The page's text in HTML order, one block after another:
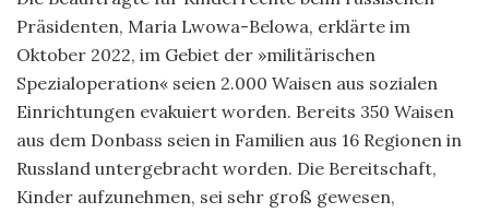
Präsidenten, Maria Lwowa-Belowa, erklärte im
Oktober 2022, im Gebiet der »militärischen
Spezialoperation« seien 2.000 Waisen aus sozialen
Einrichtungen evakuiert worden. Bereits 350 Waisen
aus dem Donbass seien in Familien aus 16 Regionen in
Russland untergebracht worden. Die Bereitschaft,
Kinder aufzunehmen, sei sehr groß gewesen,